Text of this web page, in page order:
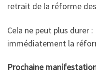
retrait de la réforme
Cela ne peut plus durer
immédiatement la
Prochaine